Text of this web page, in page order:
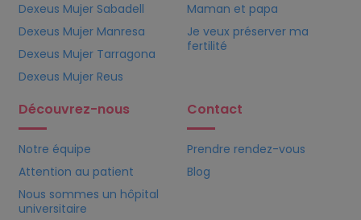
Dexeus Mujer Sabadell
Dexeus Mujer Manresa
Dexeus Mujer Tarragona
Dexeus Mujer Reus
Maman et papa
Je veux préserver ma
fertilité
Découvrez-nous
Notre équipe
Attention au patient
Nous sommes un hôpital
universitaire
Contact
Prendre rendez-vous
Blog